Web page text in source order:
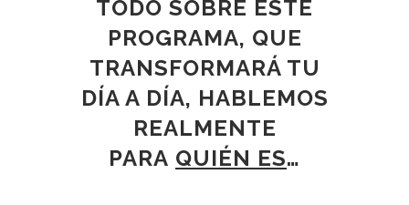
TODO SOBRE ESTE
PROGRAMA, QUE
TRANSFORMARÁ TU
DÍA A DÍA, HABLEMOS
REALMENTE
PARA QUIÉN ES…